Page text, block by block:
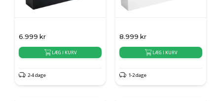
6.999 kr
LÆG I KURV
2-4 dage
8.999 kr
LÆG I KURV
1-2 dage